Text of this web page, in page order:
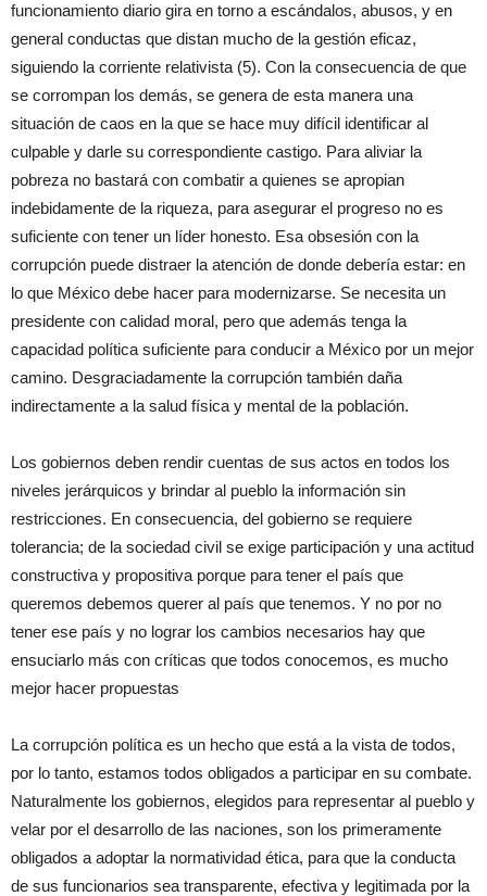
funcionamiento diario gira en torno a escándalos, abusos, y en
general conductas que distan mucho de la gestión eficaz,
siguiendo la corriente relativista (5). Con la consecuencia de que
se corrompan los demás, se genera de esta manera una
situación de caos en la que se hace muy difícil identificar al
culpable y darle su correspondiente castigo. Para aliviar la
pobreza no bastará con combatir a quienes se apropian
indebidamente de la riqueza, para asegurar el progreso no es
suficiente con tener un líder honesto. Esa obsesión con la
corrupción puede distraer la atención de donde debería estar: en
lo que México debe hacer para modernizarse. Se necesita un
presidente con calidad moral, pero que además tenga la
capacidad política suficiente para conducir a México por un mejor
camino. Desgraciadamente la corrupción también daña
indirectamente a la salud física y mental de la población.
Los gobiernos deben rendir cuentas de sus actos en todos los
niveles jerárquicos y brindar al pueblo la información sin
restricciones. En consecuencia, del gobierno se requiere
tolerancia; de la sociedad civil se exige participación y una actitud
constructiva y propositiva porque para tener el país que
queremos debemos querer al país que tenemos. Y no por no
tener ese país y no lograr los cambios necesarios hay que
ensuciarlo más con críticas que todos conocemos, es mucho
mejor hacer propuestas
La corrupción política es un hecho que está a la vista de todos,
por lo tanto, estamos todos obligados a participar en su combate.
Naturalmente los gobiernos, elegidos para representar al pueblo y
velar por el desarrollo de las naciones, son los primeramente
obligados a adoptar la normatividad ética, para que la conducta
de sus funcionarios sea transparente, efectiva y legitimada por la